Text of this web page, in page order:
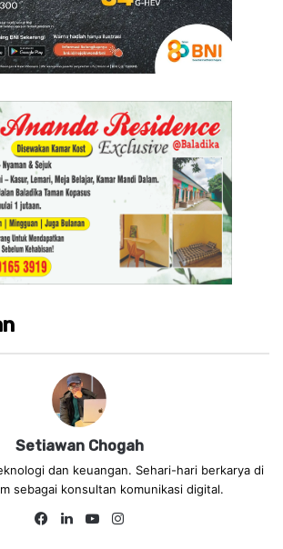
Setiawan Chogah
dan keuangan. Sehari-hari berkarya di
sebagai konsultan komunikasi digital.
Fa
Lin
Yo